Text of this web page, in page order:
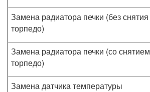
Замена радиатора печки (без снятия
торпедо)
Замена радиатора печки (со снятием
торпедо)
Замена датчика температуры